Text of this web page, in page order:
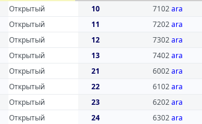
Открытый 10 7102ara
Открытый 11 7202ara
Открытый 12 7302ara
Открытый 13 7402ara
Открытый 21 6002ara
Открытый 22 6102ara
Открытый 23 6202ara
Открытый 24 6302ara